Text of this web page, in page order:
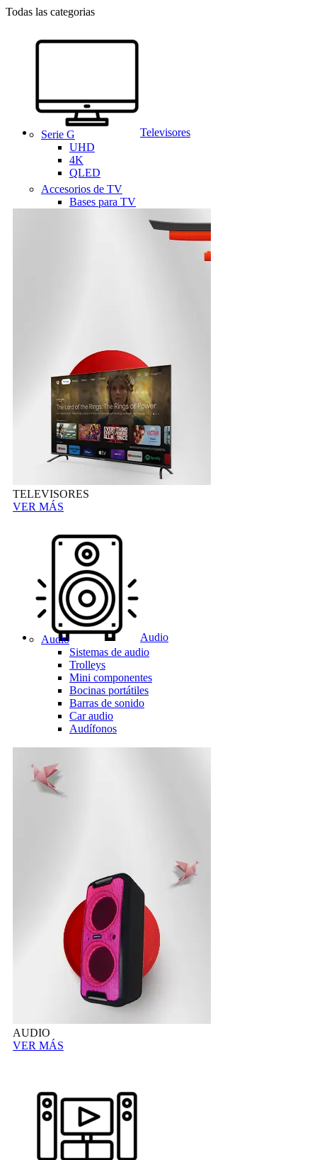
Todas las categorias
Televisores
Serie G
UHD
4K
QLED
Accesorios de TV
Bases para TV
TELEVISORES
VER MÁS
Audio
Audio
Sistemas de audio
Trolleys
Mini componentes
Bocinas portátiles
Barras de sonido
Car audio
Audífonos
AUDIO
VER MÁS